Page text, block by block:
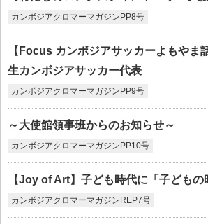
カンボジアクロマーマガジンPP8号
【Focus カンボジアサッカーよもやま
生カンボジアサッカー代表
カンボジアクロマーマガジンPP9号
～大使館領事班からのお知らせ～
カンボジアクロマーマガジンPP10号
【Joy of Art】子ども時代に「子どもの
カンボジアクロマーマガジンREP7号